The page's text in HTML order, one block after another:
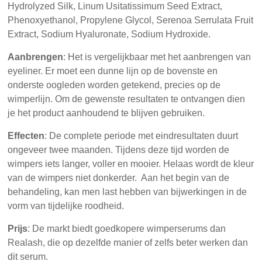
Hydrolyzed Silk, Linum Usitatissimum Seed Extract,
Phenoxyethanol, Propylene Glycol, Serenoa Serrulata Fruit
Extract, Sodium Hyaluronate, Sodium Hydroxide.
Aanbrengen: Het is vergelijkbaar met het aanbrengen van
eyeliner. Er moet een dunne lijn op de bovenste en
onderste oogleden worden getekend, precies op de
wimperlijn. Om de gewenste resultaten te ontvangen dien
je het product aanhoudend te blijven gebruiken.
Effecten: De complete periode met eindresultaten duurt
ongeveer twee maanden. Tijdens deze tijd worden de
wimpers iets langer, voller en mooier. Helaas wordt de kleur
van de wimpers niet donkerder. Aan het begin van de
behandeling, kan men last hebben van bijwerkingen in de
vorm van tijdelijke roodheid.
Prijs: De markt biedt goedkopere wimperserums dan
Realash, die op dezelfde manier of zelfs beter werken dan
dit serum.